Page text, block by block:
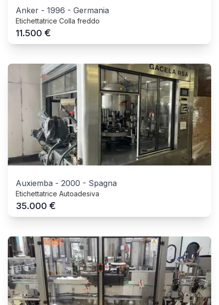
Anker - 1996 - Germania
Etichettatrice Colla freddo
11.500 €
Auxiemba - 2000 - Spagna
Etichettatrice Autoadesiva
35.000 €